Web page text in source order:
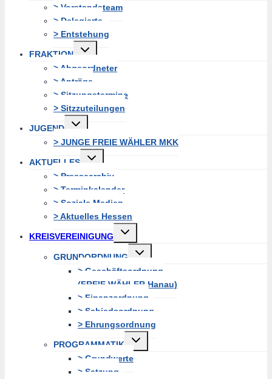
> Vorstandsteam
> Delegierte
> Entstehung
FRAKTION
Untermenü
erweitern
> Abgeordneter
> Anträge
> Sitzungstermine
> Sitzzuteilungen
JUGEND
Untermenü
erweitern
> JUNGE FREIE WÄHLER MKK
AKTUELLES
Untermenü
erweitern
> Pressearchiv
> Terminkalender
> Soziale Medien
> Aktuelles Hessen
KREISVEREINIGUNG
Untermenü
erweitern
GRUNDORDNUNG
Untermenü
erweitern
> Geschäftsordnung
(FREIE WÄHLER Hanau)
> Finanzordnung
> Schiedsordnung
> Ehrungsordnung
PROGRAMMATIK
Untermenü
erweitern
> Grundwerte
> Satzung